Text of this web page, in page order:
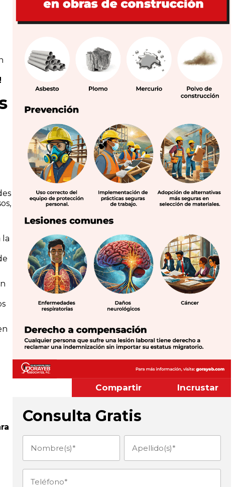
la
Compartir Incrustar
Consulta Gratis
Nombre(s)
(Obligatorio)
Apellido(s)
(Obligatorio)
Teléfono (Obligatorio)